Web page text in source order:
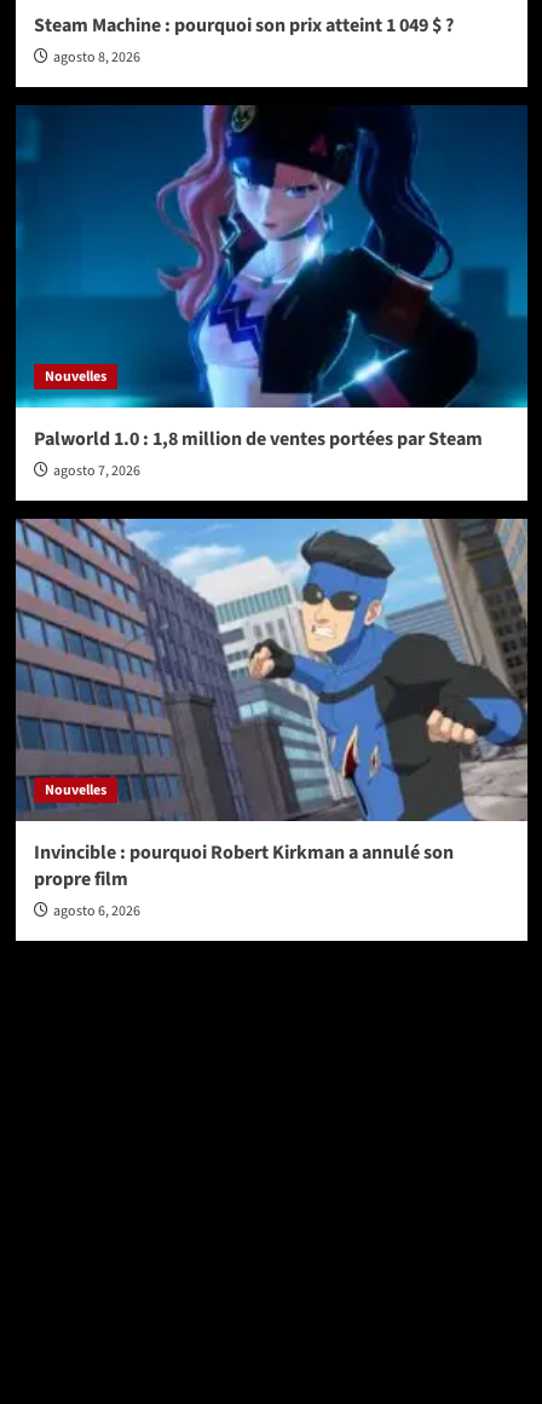
Steam Machine : pourquoi son prix atteint 1 049 $ ?
agosto 8, 2026
Nouvelles
Palworld 1.0 : 1,8 million de ventes portées par Steam
agosto 7, 2026
Nouvelles
Invincible : pourquoi Robert Kirkman a annulé son
propre film
agosto 6, 2026